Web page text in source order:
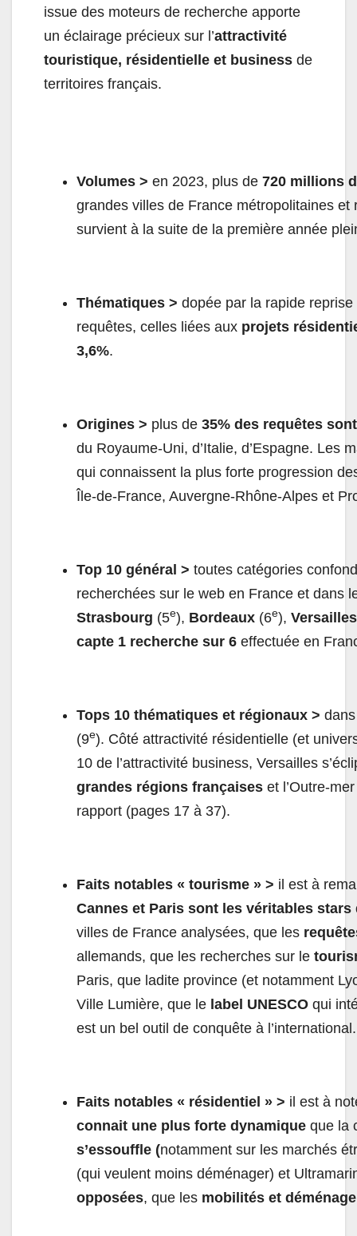
issue des moteurs de recherche apporte
un éclairage précieux sur l’attractivité
touristique, résidentielle et business de
territoires français.
Volumes > en 2023, plus de 720 millions
grandes villes de France métropolitaines
survient à la suite de la première année
Thématiques > dopée par la rapide
requêtes, celles liées aux projets
3,6%.
Origines > plus de 35% des requêtes
du Royaume-Uni, d’Italie, d’Espagne.
qui connaissent la plus forte progression
Île-de-France, Auvergne-Rhône-Alpes et
Top 10 général > toutes catégories
recherchées sur le web en France et dans
Strasbourg (5e), Bordeaux (6e),
capte 1 recherche sur 6 effectuée en
Tops 10 thématiques et régionaux >
(9e). Côté attractivité résidentielle (et
10 de l’attractivité business, Versailles
grandes régions françaises et l’Outre-
rapport (pages 17 à 37).
Faits notables « tourisme » > il est à
Cannes et Paris sont les véritables stars
villes de France analysées, que les
allemands, que les recherches sur le
Paris, que ladite province (et notamment
Ville Lumière, que le label UNESCO qui
est un bel outil de conquête à l’international.
Faits notables « résidentiel » > il est à
connait une plus forte dynamique que la
s’essouffle (notamment sur les marchés
(qui veulent moins déménager) et
opposées, que les mobilités et